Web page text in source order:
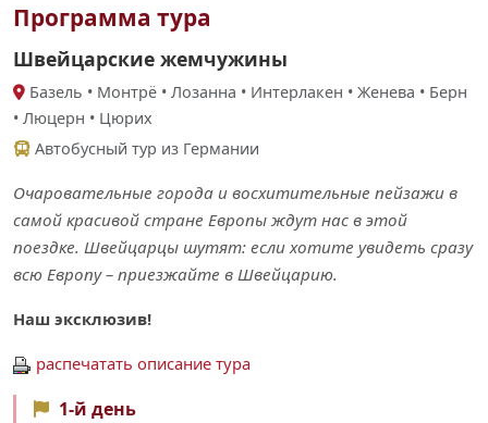
Программа тура
Швейцарские жемчужины
Базель • Монтрё • Лозанна • Интерлакен • Женева • Берн
• Люцерн • Цюрих
Автобусный тур из Германии
Очаровательные города и восхитительные пейзажи в
самой красивой стране Европы ждут нас в этой
поездке. Швейцарцы шутят: если хотите увидеть сразу
всю Европу – приезжайте в Швейцарию.
Наш эксклюзив!
распечатать описание тура
1-й день